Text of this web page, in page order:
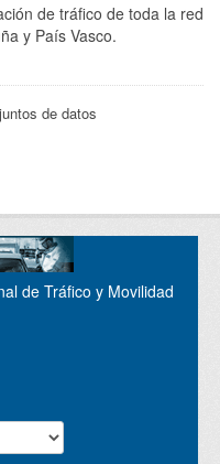
de tráfico de toda la red
y País Vasco.
de datos
de Tráfico y Movilidad